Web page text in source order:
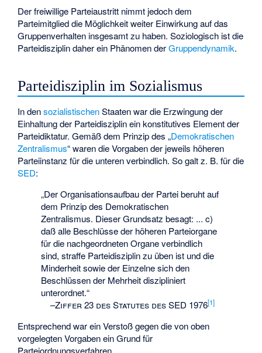
Der freiwillige Parteiaustritt nimmt jedoch dem
Parteimitglied die Möglichkeit weiter Einwirkung auf das
Gruppenverhalten insgesamt zu haben. Soziologisch ist die
Parteidisziplin daher ein Phänomen derGruppendynamik.
Parteidisziplin im Sozialismus
In densozialistischenStaaten war die Erzwingung der
Einhaltung der Parteidisziplin ein konstitutives Element der
Parteidiktatur. Gemäß dem Prinzip des „Demokratischen
Zentralismus“ waren die Vorgaben der jeweils höheren
Parteiinstanz für die unteren verbindlich. So galt z. B. für die
SED:
„Der Organisationsaufbau der Partei beruht auf
dem Prinzip des Demokratischen
Zentralismus. Dieser Grundsatz besagt: ... c)
daß alle Beschlüsse der höheren Parteiorgane
für die nachgeordneten Organe verbindlich
sind, straffe Parteidisziplin zu üben ist und die
Minderheit sowie der Einzelne sich den
Beschlüssen der Mehrheit diszipliniert
unterordnet.“
–Ziffer 23 des Statutes des SED 1976[1]
Entsprechend war ein Verstoß gegen die von oben
vorgelegten Vorgaben ein Grund für
Parteiordnungsverfahren.